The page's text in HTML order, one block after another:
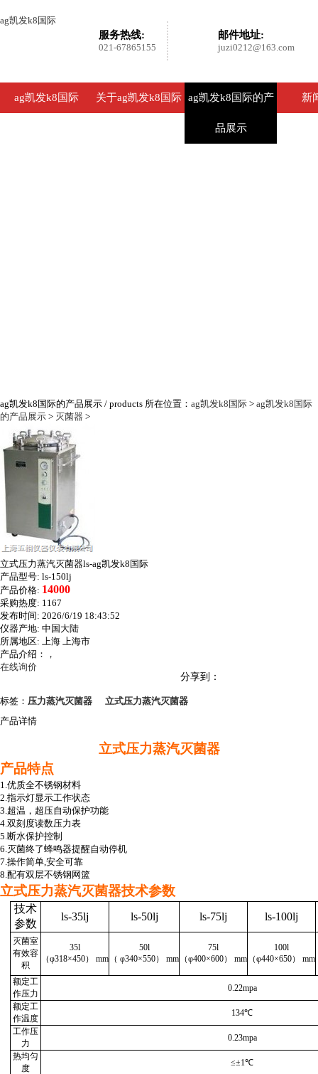
ag凯发k8国际
邮件地址:
juzi0212@163.com
服务热线:
021-67865155
ag凯发k8国际 关于ag凯发k8国际 ag凯发k8国际的产
品展示
新
ag凯发k8国际的产品展示 / products 所在位置： ag凯发k8国际 > ag凯发k8国际
的产品展示 > 灭菌器 >
立式压力蒸汽灭菌器ls-ag凯发k8国际
产品型号: ls-150lj
产品价格: 14000
采购热度: 1167
发布时间: 2026/6/19 18:43:52
仪器产地: 中国大陆
所属地区: 上海 上海市
产品介绍：，
在线询价
分享到：
标签： 压力蒸汽灭菌器
立式压力蒸汽灭菌器
产品详情
立式压力蒸汽灭菌器
产品特点
1.优质全不锈钢材料
2.指示灯显示工作状态
3.超温，超压自动保护功能
4.双刻度读数压力表
5.断水保护控制
6.灭菌终了蜂鸣器提醒自动停机
7.操作简单,安全可靠
8.配有双层不锈钢网篮
立式压力蒸汽灭菌器技术参数
技术
参数
ls-35lj ls-50lj ls-75lj ls-100lj
灭菌室
有效容
积
35l
（φ318×450） mm
50l
（φ340×550） mm
75l
（φ400×600） mm
100l
（φ440×650） mm
额定工
作压力
0.22mpa
额定工
作温度
134℃
工作压
力
0.23mpa
热均匀
度
≤±1℃